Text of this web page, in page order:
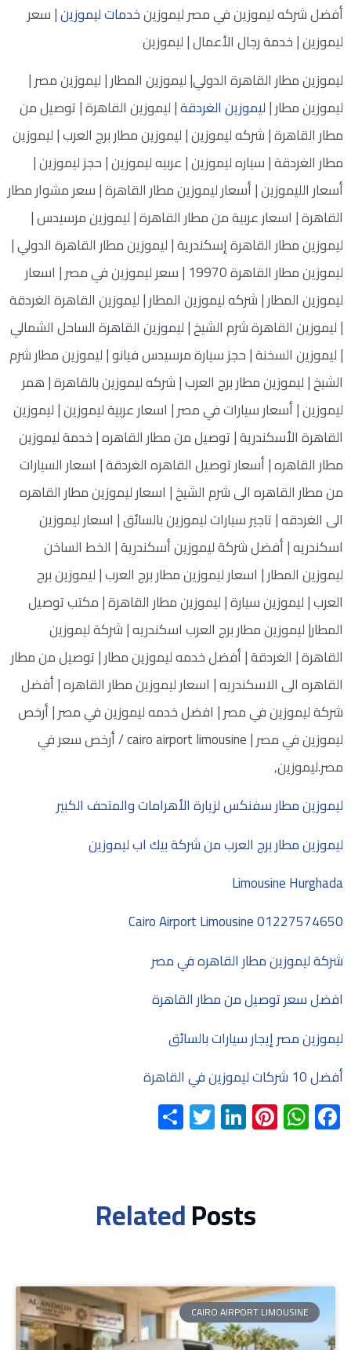
أفضل شركه ليموزين في مصر ليموزينخدمات ليموزين| سعر
ليموزين | خدمة رجال الأعمال | ليموزين
ليموزين مطار القاهرة الدولي| ليموزين المطار | ليموزين مصر |
ليموزين مطار |ليموزين الغردقة| ليموزين القاهرة | توصيل من
مطار القاهرة | شركه ليموزين | ليموزين مطار برج العرب | ليموزين
مطار الغردقة | سياره ليموزين | عربيه ليموزين | حجز ليموزين |
أسعار الليموزين | أسعار ليموزين مطار القاهرة | سعر مشوار مطار
القاهرة | اسعار عربية من مطار القاهرة | ليموزين مرسيدس |
ليموزين مطار القاهرة إسكندرية | ليموزين مطار القاهرة الدولي |
ليموزين مطار القاهرة 19970 | سعر ليموزين في مصر | اسعار
ليموزين المطار | شركه ليموزين المطار | ليموزين القاهرة الغردقة
| ليموزين القاهرة شرم الشيخ | ليموزين القاهرة الساحل الشمالي
| ليموزين السخنة | حجز سيارة مرسيدس فيانو | ليموزين مطار شرم
الشيخ | ليموزين مطار برج العرب | شركه ليموزين بالقاهرة | همر
ليموزين | أسعار سيارات في مصر | اسعار عربية ليموزين | ليموزين
القاهرة الأسكندرية | توصيل من مطار القاهره | خدمة ليموزين
مطار القاهره | أسعار توصيل القاهره الغردقة | اسعار السيارات
من مطار القاهره الى شرم الشيخ | اسعار ليموزين مطار القاهره
الى الغردقه | تاجير سيارات ليموزين بالسائق | اسعار ليموزين
اسكندريه | أفضل شركة ليموزين أسكندرية | الخط الساخن
ليموزين المطار | اسعار ليموزين مطار برج العرب | ليموزين برج
العرب | ليموزين سيارة | ليموزين مطار القاهرة | مكتب توصيل
المطار| ليموزين مطار برج العرب اسكندريه | شركة ليموزين
القاهرة | الغردقة | أفضل خدمه ليموزين مطار | توصيل من مطار
القاهره الى الاسكندريه | اسعار ليموزين مطار القاهره | أفضل
شركة ليموزين في مصر | افضل خدمه ليموزين في مصر | أرخص
ليموزين في مصر | cairo airport limousine / أرخص سعر في
مصر.ليموزين,
ليموزين مطار سفنكس لزيارة الأهرامات والمتحف الكبير
ليموزين مطار برج العرب من شركة بيك اب ليموزين
Limousine Hurghada
Cairo Airport Limousine 01227574650
شركة ليموزين مطار القاهره في مصر
افضل سعر توصيل من مطار القاهرة
ليموزين مصر إيجار سيارات بالسائق
أفضل 10 شركات ليموزين في القاهرة
Facebook
WhatsApp
Pinterest
LinkedIn
Twitter
RelatedPosts
CAIRO AIRPORT LIMOUSINE